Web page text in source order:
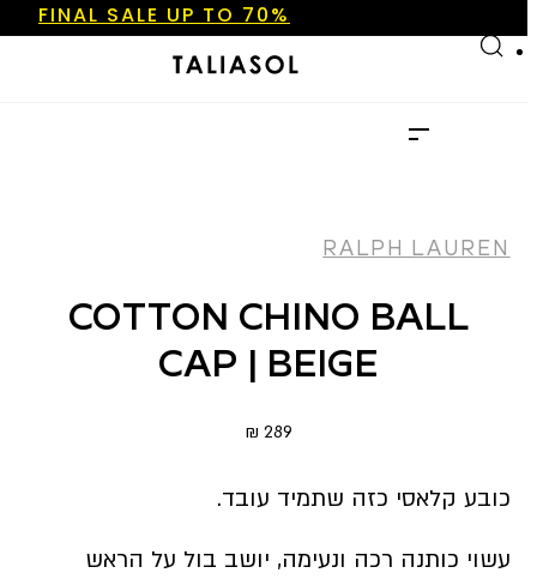
Skip to main content
FINAL SALE UP TO 70%
SHOP NOW
FINAL SALE UP TO 70%
RALPH LAUREN
COTTON CHINO BALL
CAP | BEIGE
289
₪
כובע קלאסי כזה שתמיד עובד.
עשוי כותנה רכה ונעימה, יושב בול על הראש